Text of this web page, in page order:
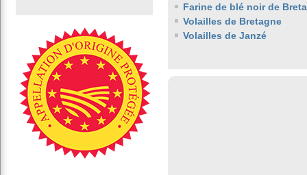
Farine de blé noir de
Volailles de Bretagne
Volailles de Janzé